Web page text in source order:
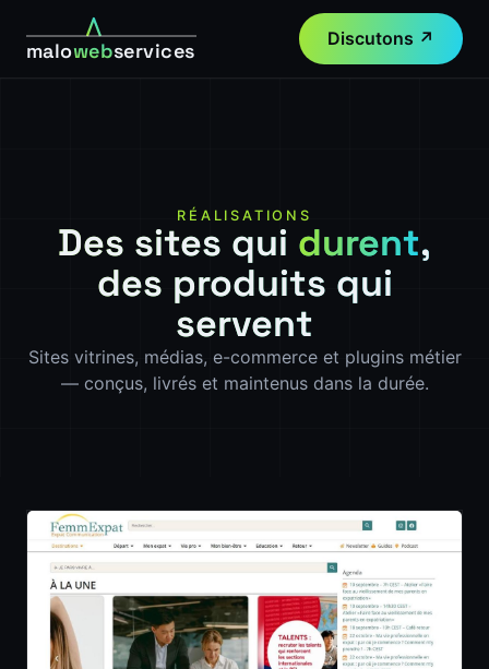
malowebservices Discutons ↗
RÉALISATIONS
Des sites qui durent,
des produits qui
servent
Sites vitrines, médias, e-commerce et plugins métier
— conçus, livrés et maintenus dans la durée.